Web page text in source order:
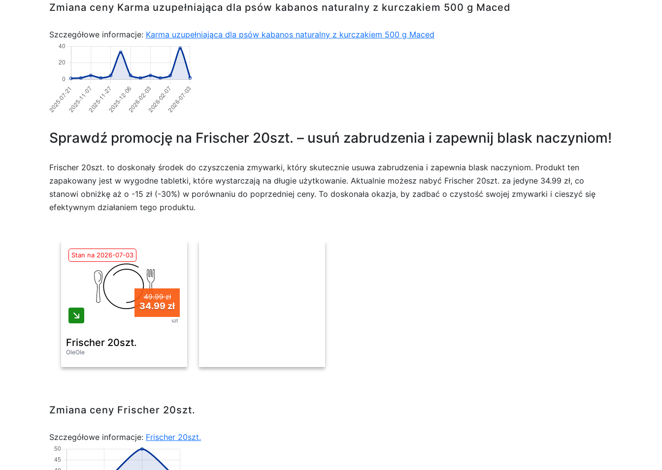
Zmiana ceny Karma uzupełniająca dla psów kabanos naturalny z kurczakiem 500 g Maced
Szczegółowe informacje: Karma uzupełniająca dla psów kabanos naturalny z kurczakiem 500 g Maced
Sprawdź promocję na Frischer 20szt. – usuń zabrudzenia i zapewnij blask naczyniom!
Frischer 20szt. to doskonały środek do czyszczenia zmywarki, który skutecznie usuwa zabrudzenia i zapewnia blask naczyniom. Produkt ten
zapakowany jest w wygodne tabletki, które wystarczają na długie użytkowanie. Aktualnie możesz nabyć Frischer 20szt. za jedyne 34.99 zł, co
stanowi obniżkę aż o -15 zł (-30%) w porównaniu do poprzedniej ceny. To doskonała okazja, by zadbać o czystość swojej zmywarki i cieszyć się
efektywnym działaniem tego produktu.
Stan na 2026-07-03
49.99 zł
34.99 zł
szt
Frischer 20szt.
OleOle
Zmiana ceny Frischer 20szt.
Szczegółowe informacje: Frischer 20szt.